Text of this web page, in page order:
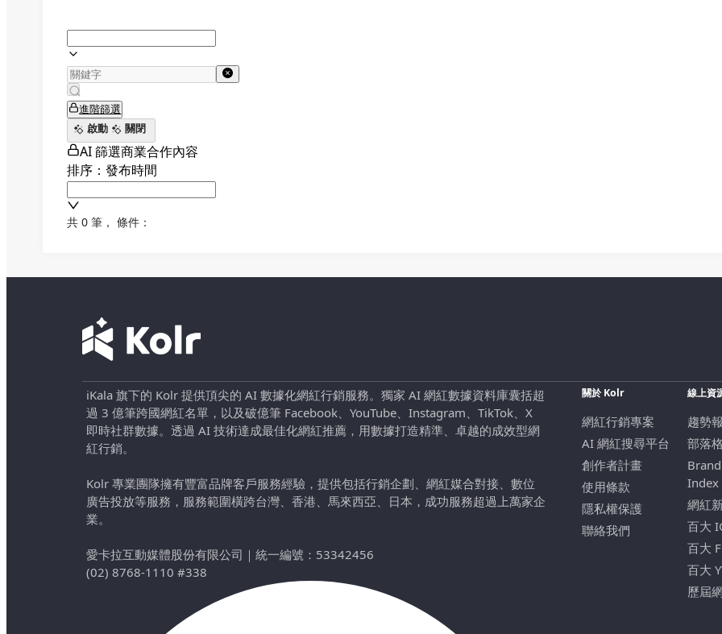
進階篩選
啟動
關閉
AI 篩選商業合作內容
排序：發布時間
共 0 筆 ， 條件：
iKala 旗下的 Kolr 提供頂尖的 AI 數據化網紅行銷服務。獨家 AI 網紅數據資料庫囊括超
過 3 億筆跨國網紅名單，以及破億筆 Facebook、YouTube、Instagram、TikTok、X
即時社群數據。透過 AI 技術達成最佳化網紅推薦，用數據打造精準、卓越的成效型網
紅行銷。
Kolr 專業團隊擁有豐富品牌客戶服務經驗，提供包括行銷企劃、網紅媒合對接、數位
廣告投放等服務，服務範圍橫跨台灣、香港、馬來西亞、日本，成功服務超過上萬家企
業。
愛卡拉互動媒體股份有限公司 ｜ 統一編號：53342456
(02) 8768-1110 #338
關於 Kolr
網紅行銷專案
AI 網紅搜尋平台
創作者計畫
使用條款
隱私權保護
聯絡我們
線上資
趨勢
部落格
Index
網紅
百大
百大
百大
歷屆